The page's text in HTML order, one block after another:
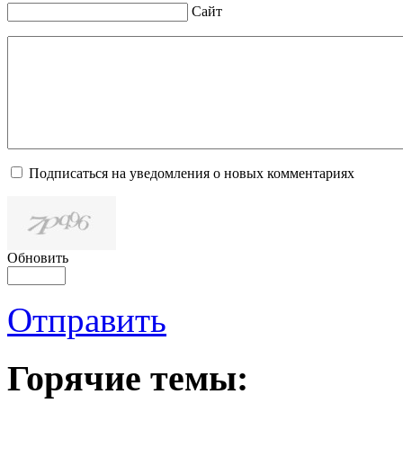
Сайт
Подписаться на уведомления о новых комментариях
Обновить
Отправить
Горячие темы: